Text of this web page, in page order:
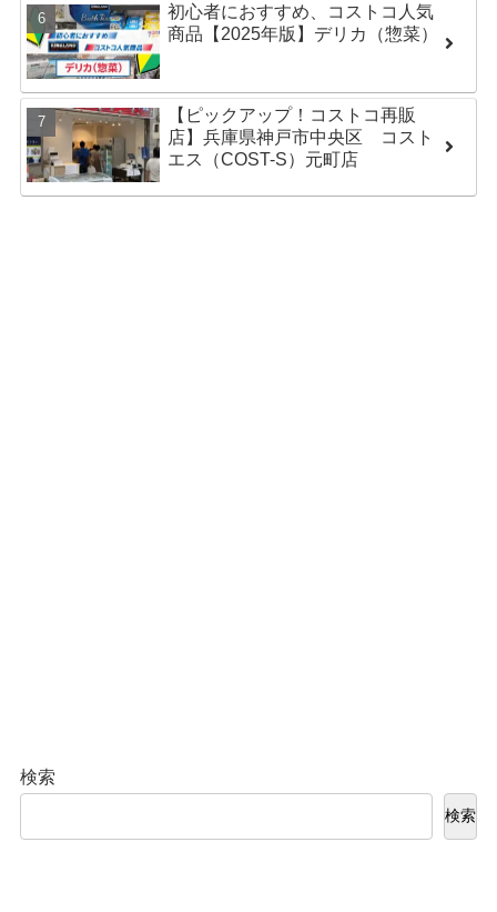
初心者におすすめ、コストコ人気
商品【2025年版】デリカ（惣菜）
【ピックアップ！コストコ再販
店】兵庫県神戸市中央区 コスト
エス（COST-S）元町店
検索
検索